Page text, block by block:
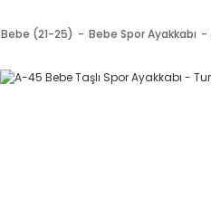
Bebe (21-25) Bebe Spor Ayakkabı